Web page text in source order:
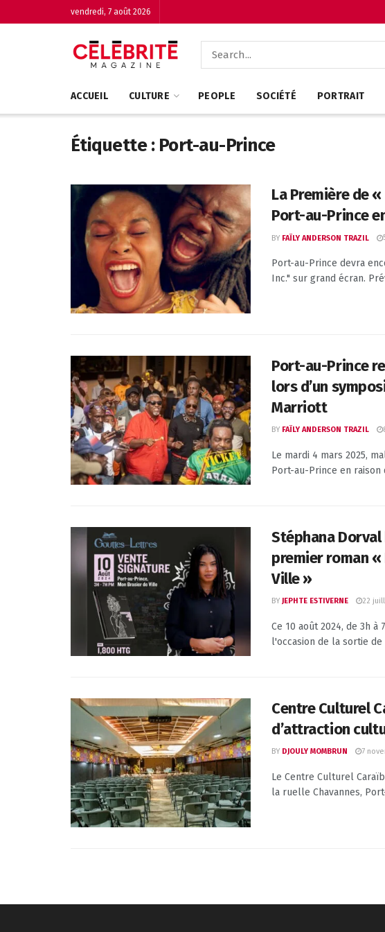
vendredi, 7 août 2026
ACCUEIL CULTURE PEOPLE SOCIÉTÉ PORTRAIT
Étiquette : Port-au-Prince
La Première de
Port-au-Prince
BY FAÏLY ANDERSON TRAZIL
Port-au-Prince devra
Inc." sur grand écran.
Port-au-Prince
lors d’un
Marriott
BY FAÏLY ANDERSON TRAZIL
Le mardi 4 mars 2025,
Port-au-Prince en raison
Stéphana
premier roman
Ville »
BY JEPHTE ESTIVERNE 22
Ce 10 août 2024, de 3h à
l'occasion de la sortie de
Centre Culturel
d’attraction
BY DJOULY MOMBRUN 7
Le Centre Culturel
la ruelle Chavannes,